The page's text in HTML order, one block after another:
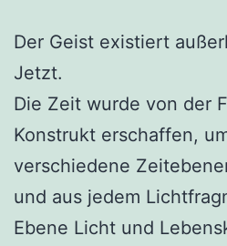
Der Geist existiert
Jetzt.
Die Zeit wurde von der
Konstrukt erschaffen,
verschiedene
und aus jedem
Ebene Licht und